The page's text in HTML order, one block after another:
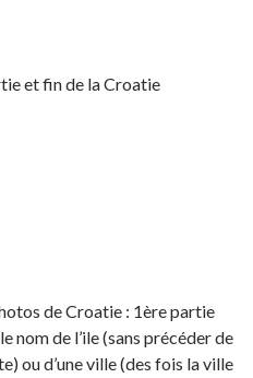
et fin de la Croatie
de Croatie : 1ère partie
nom de l’ile (sans précéder de
ou d’une ville (des fois la ville